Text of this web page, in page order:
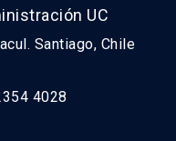
UC
Santiago, Chile
4028